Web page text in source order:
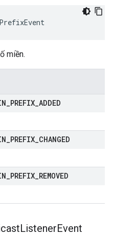
miền.
PREFIX ADDED
PREFIX CHANGED
PREFIX REMOVED
ListenerEvent